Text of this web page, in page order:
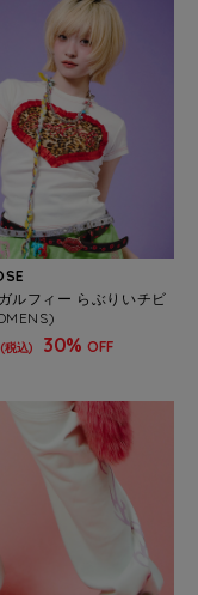
ルフィー らぶりいチビ
(税込) 30% OFF